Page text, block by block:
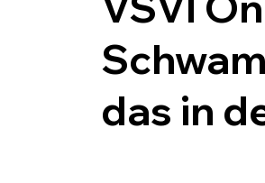
das in